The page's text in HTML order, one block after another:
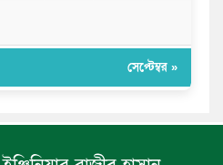
সেপ্টেম্বর »